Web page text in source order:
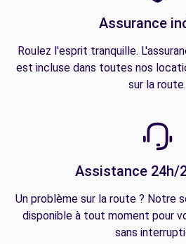
Assurance
Roulez l'esprit tranquille.
est incluse dans toutes nos
sur la route.
Assistance 24h/
Un problème sur la route ? Notre
disponible à tout moment pour
sans